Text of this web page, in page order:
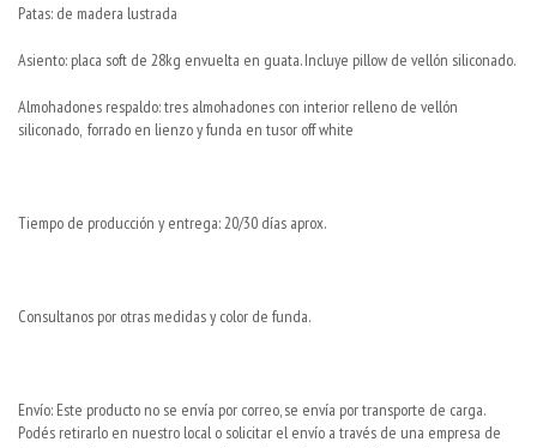
Patas: de madera lustrada
Asiento: placa soft de 28kg envuelta en guata. Incluye pillow de vellón siliconado.
Almohadones respaldo: tres almohadones con interior relleno de vellón
siliconado, forrado en lienzo y funda en tusor off white
Tiempo de producción y entrega: 20/30 días aprox.
Consultanos por otras medidas y color de funda.
Envío: Este producto no se envía por correo, se envía por transporte de carga.
Podés retirarlo en nuestro local o solicitar el envío a través de una empresa de